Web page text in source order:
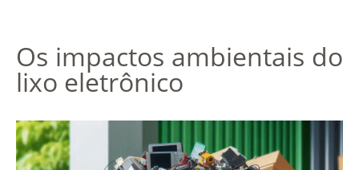
Os impactos ambientais do
lixo eletrônico